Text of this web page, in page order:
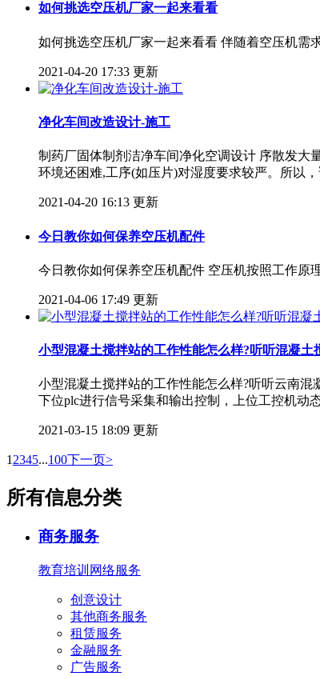
如何挑选空压机厂家一起来看看
如何挑选空压机厂家一起来看看 伴随着空压机需
2021-04-20 17:33 更新
净化车间改造设计-施工
制药厂固体制剂洁净车间净化空调设计 序散发大
环境还困难,工序(如压片)对湿度要求较严。所以
2021-04-20 16:13 更新
今日教你如何保养空压机配件
今日教你如何保养空压机配件 空压机按照工作原
2021-04-06 17:49 更新
小型混凝土搅拌站的工作性能怎么样?听听混凝土
小型混凝土搅拌站的工作性能怎么样?听听云南
下位plc进行信号采集和输出控制，上位工控机动
2021-03-15 18:09 更新
1 2345...100下一页>
所有信息分类
商务服务
教育培训 网络服务
创意设计
其他商务服务
租赁服务
金融服务
广告服务